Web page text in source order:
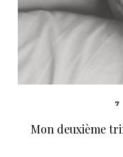
7
Mon deuxième